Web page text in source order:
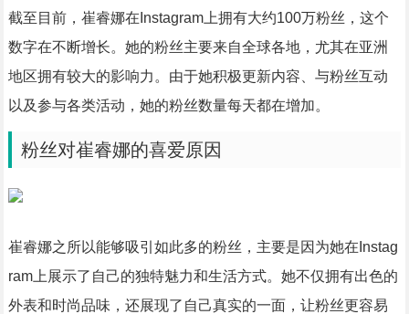
截至目前，崔睿娜在Instagram上拥有大约100万粉丝，这个
数字在不断增长。她的粉丝主要来自全球各地，尤其在亚洲
地区拥有较大的影响力。由于她积极更新内容、与粉丝互动
以及参与各类活动，她的粉丝数量每天都在增加。
粉丝对崔睿娜的喜爱原因
崔睿娜之所以能够吸引如此多的粉丝，主要是因为她在Instag
ram上展示了自己的独特魅力和生活方式。她不仅拥有出色的
外表和时尚品味，还展现了自己真实的一面，让粉丝更容易